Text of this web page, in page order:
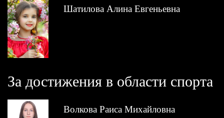
Шатилова Алина Евгеньевна
За достижения в области спорта
Волкова Раиса Михайловна